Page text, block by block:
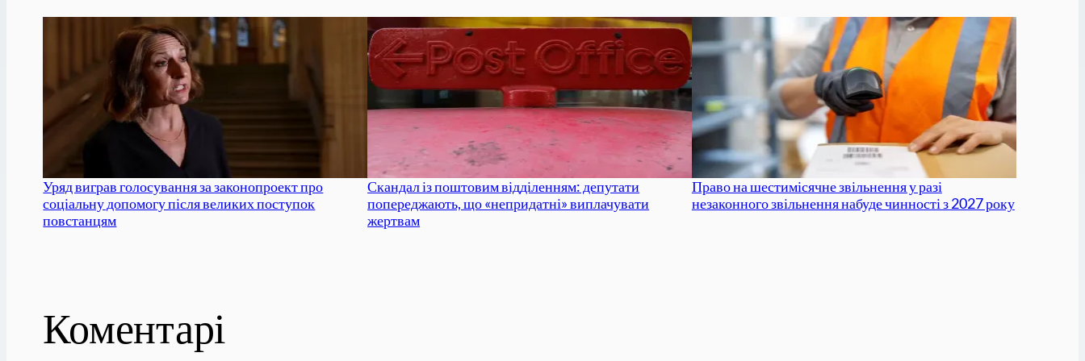
Уряд виграв голосування за законопроект про
соціальну допомогу після великих поступок
повстанцям
Скандал із поштовим відділенням: депутати
попереджають, що «непридатні» виплачувати
жертвам
Право на шестимісячне звільнення у разі
незаконного звільнення набуде чинності з 2027 року
Коментарі